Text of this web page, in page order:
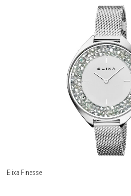
Elixa Finesse